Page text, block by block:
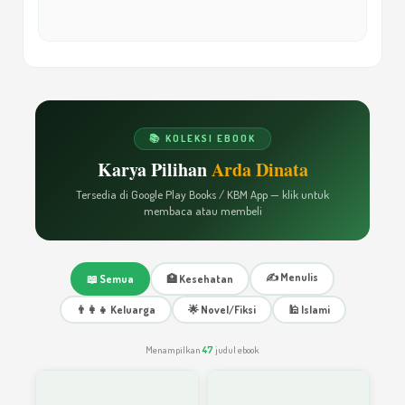
Masalah Itu Mencerahkan Jiwa
Masalah Hadapi dengan Sabar dan Ikhlas
18 Meraih Sukses
19 Berbuat Baik Jangan Sekali!
📚 KOLEKSI EBOOK
Karya PilihanArda Dinata
Tersedia di Google Play Books / KBM App — klik untuk
membaca atau membeli
📖 Semua 🏥 Kesehatan ✍️ Menulis
👨‍👩‍👧 Keluarga 🌟 Novel/Fiksi 🕌 Islami
Menampilkan47 judul ebook